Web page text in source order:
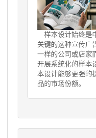
样本设计始终是
关键的这种宣传广
一样的公司或店家
开展系统化的样本
本设计能够更强的
品的市场份额。